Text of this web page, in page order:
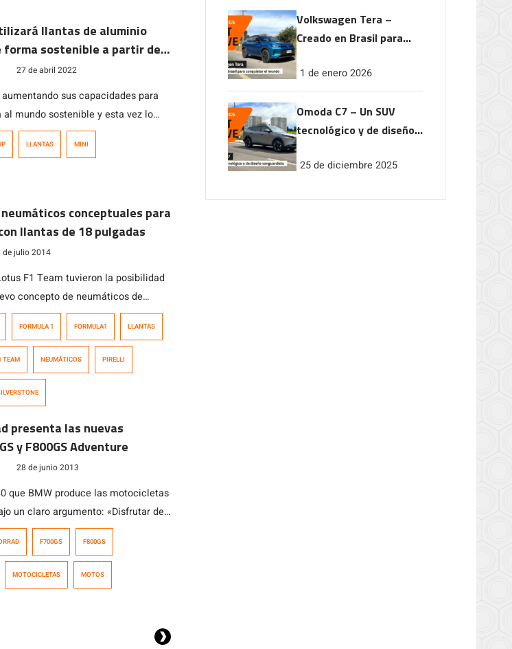
llantas de aluminio
forma sostenible a partir de
27 de abril 2022
sus capacidades para
mundo sostenible y esta vez lo
nuevas llantas creadas a base de
avance considerando su objetivo
LLANTAS MINI
conceptuales para
llantas de 18 pulgadas
de julio 2014
F1 Team tuvieron la posibilidad
concepto de neumáticos de
de 18 pulgadas y perfil bajo. La
de la Fórmula 1 en el circuito
Lotus cedió parte de […]
FORMULA 1 FORMULA1 LLANTAS
TEAM NEUMÁTICOS PIRELLI
presenta las nuevas
y F800GS Adventure
28 de junio 2013
que BMW produce las motocicletas
un claro argumento: «Disfrutar de
fáciles de dominar, seguras
así como las siglas GS del
F700GS F800GS
MOTOCICLETAS MOTOS
Volkswagen Tera –
Creado en Brasil para
1 de enero 2026
Omoda C7 – Un SUV
tecnológico y de diseño
25 de diciembre 2025